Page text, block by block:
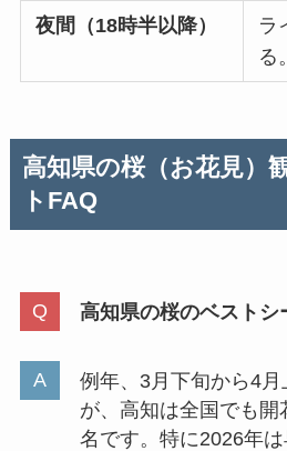
夜間（18時半以降）
ラ
る。
高知県の桜（お花見）
トFAQ
高知県の桜のベストシ
例年、3月下旬から4
が、高知は全国でも開
名です。特に2026年